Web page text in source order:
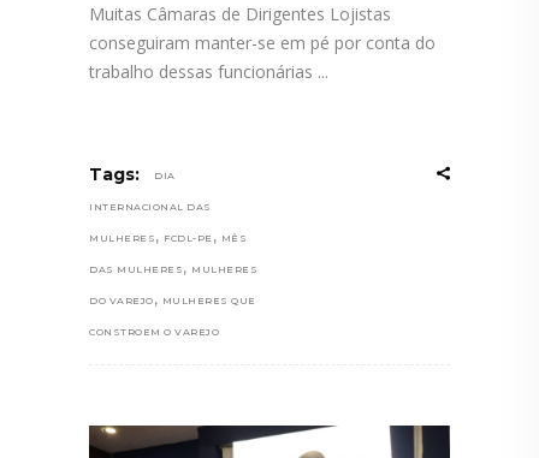
Muitas Câmaras de Dirigentes Lojistas
conseguiram manter-se em pé por conta do
trabalho dessas funcionárias
Tags: DIA
INTERNACIONAL DAS
MULHERES , FCDL-PE , MÊS
DAS MULHERES , MULHERES
DO VAREJO , MULHERES QUE
CONSTROEM O VAREJO